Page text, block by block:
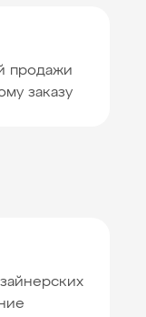
продажи
заказу